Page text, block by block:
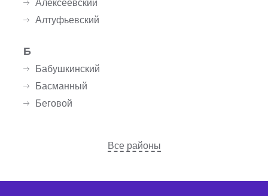
Алексеевский
Алтуфьевский
Б
Бабушкинский
Басманный
Беговой
Все районы